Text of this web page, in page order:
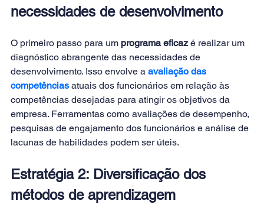
necessidades de desenvolvimento
O primeiro passo para um programa eficaz é realizar um
diagnóstico abrangente das necessidades de
desenvolvimento. Isso envolve a avaliação das
competências atuais dos funcionários em relação às
competências desejadas para atingir os objetivos da
empresa. Ferramentas como avaliações de desempenho,
pesquisas de engajamento dos funcionários e análise de
lacunas de habilidades podem ser úteis.
Estratégia 2: Diversificação dos
métodos de aprendizagem